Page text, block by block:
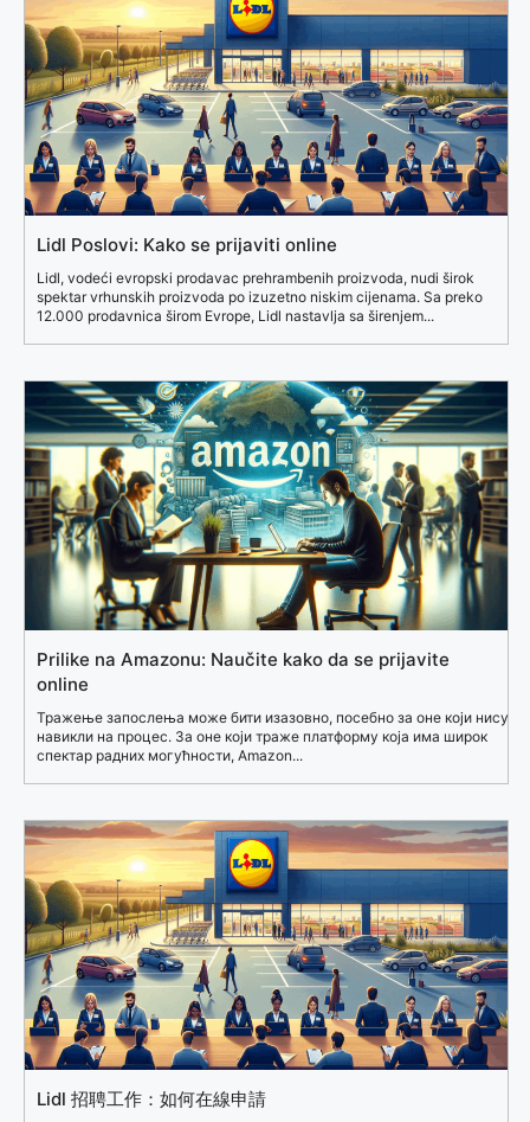
Lidl Poslovi: Kako se prijaviti online
Lidl, vodeći evropski prodavac prehrambenih proizvoda, nudi širok
spektar vrhunskih proizvoda po izuzetno niskim cijenama. Sa preko
12.000 prodavnica širom Evrope, Lidl nastavlja sa širenjem...
Prilike na Amazonu: Naučite kako da se prijavite
online
Тражење запослења може бити изазовно, посебно за оне који нису
навикли на процес. За оне који траже платформу која има широк
спектар радних могућности, Amazon...
Lidl 招聘工作：如何在線申請